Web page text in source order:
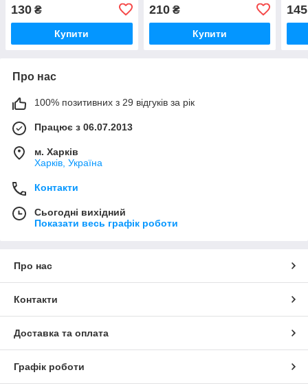
130 ₴
Купити
210₴
Купити
145
Про нас
100% позитивних з 29 відгуків за рік
Працює з 06.07.2013
м. Харків
Харків, Україна
Контакти
Сьогодні вихідний
Показати весь графік роботи
Про нас
Контакти
Доставка та оплата
Графік роботи